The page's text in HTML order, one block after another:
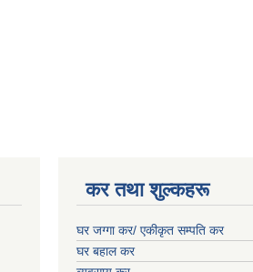
कर तथा शुल्कहरू
घर जग्गा कर/ एकीकृत सम्पति कर
घर बहाल कर